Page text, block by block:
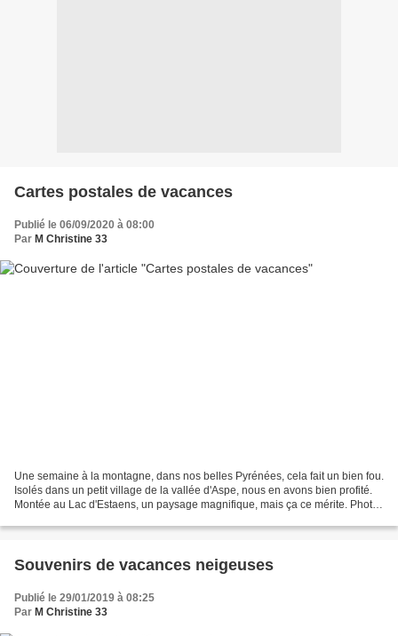
Cartes postales de vacances
Publié le 06/09/2020 à 08:00
Par M Christine 33
Une semaine à la montagne, dans nos belles Pyrénées, cela fait un bien fou.
Isolés dans un petit village de la vallée d'Aspe, nous en avons bien profité.
Montée au Lac d'Estaens, un paysage magnifique, mais ça ce mérite. Photo
Souvenirs de vacances neigeuses
Publié le 29/01/2019 à 08:25
Par M Christine 33